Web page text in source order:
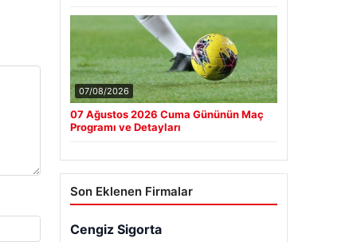
07/08/2026
07 Ağustos 2026 Cuma Gününün Maç
Programı ve Detayları
Son Eklenen Firmalar
Cengiz Sigorta